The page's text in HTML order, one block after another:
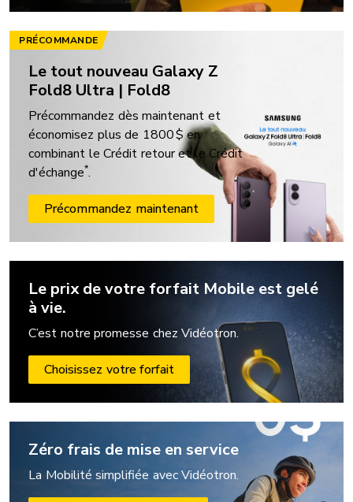
PRÉCOMMANDE
Le tout nouveau Galaxy Z
Fold8 Ultra | Fold8
Précommandez dès maintenant et
économisez plus de 1800 $ en
combinant le Crédit retour et le Crédit
d'échange*.
Précommandez maintenant
Le prix de votre forfait Mobile est gelé
à vie.
C’est notre promesse chez Vidéotron.
Choisissez votre forfait
Zéro frais de mise en service
La Mobilité simplifiée avec Vidéotron.